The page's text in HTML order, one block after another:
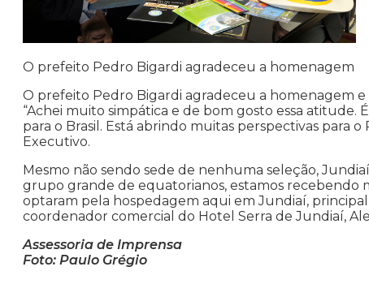
O prefeito Pedro Bigardi agradeceu a homenagem
O prefeito Pedro Bigardi agradeceu a homenagem
“Achei muito simpática e de bom gosto essa
para o Brasil. Está abrindo muitas perspectivas para
Executivo.
Mesmo não sendo sede de nenhuma seleção,
grupo grande de equatorianos, estamos recebendo
optaram pela hospedagem aqui em Jundiaí,
coordenador comercial do Hotel Serra de Jundiaí,
Assessoria de Imprensa
Foto: Paulo Grégio